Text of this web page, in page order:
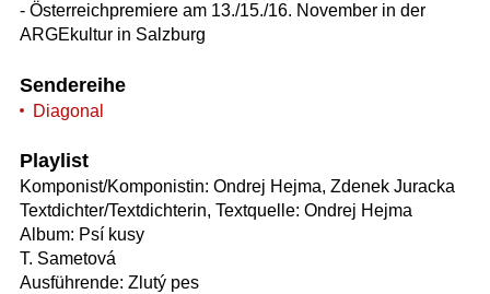
- Österreichpremiere am 13./15./16. November in der
ARGEkultur in Salzburg
Sendereihe
Diagonal
Playlist
Komponist/Komponistin: Ondrej Hejma, Zdenek Juracka
Textdichter/Textdichterin, Textquelle: Ondrej Hejma
Album: Psí kusy
T. Sametová
Ausführende: Zlutý pes